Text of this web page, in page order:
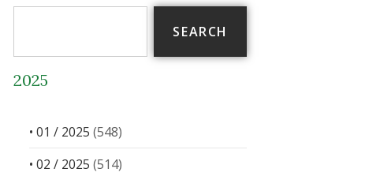
SEARCH
2025
• 01 / 2025 (548)
• 02 / 2025 (514)